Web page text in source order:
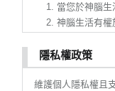
當您於神腦
神腦生活有權
您於本服務條
或變更。如果
全部或ㄧ部份
隱私權政策
維護個人隱私權且